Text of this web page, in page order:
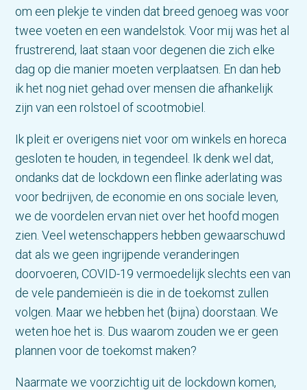
om een plekje te vinden dat breed genoeg was voor
twee voeten en een wandelstok. Voor mij was het al
frustrerend, laat staan voor degenen die zich elke
dag op die manier moeten verplaatsen. En dan heb
ik het nog niet gehad over mensen die afhankelijk
zijn van een rolstoel of scootmobiel.
Ik pleit er overigens niet voor om winkels en horeca
gesloten te houden, in tegendeel. Ik denk wel dat,
ondanks dat de lockdown een flinke aderlating was
voor bedrijven, de economie en ons sociale leven,
we de voordelen ervan niet over het hoofd mogen
zien. Veel wetenschappers hebben gewaarschuwd
dat als we geen ingrijpende veranderingen
doorvoeren, COVID-19 vermoedelijk slechts een van
de vele pandemieën is die in de toekomst zullen
volgen. Maar we hebben het (bijna) doorstaan. We
weten hoe het is. Dus waarom zouden we er geen
plannen voor de toekomst maken?
Naarmate we voorzichtig uit de lockdown komen,